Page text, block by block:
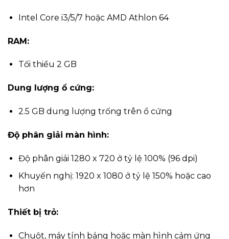
Intel Core i3/5/7 hoặc AMD Athlon 64
RAM:
Tối thiểu 2 GB
Dung lượng ổ cứng:
2.5 GB dung lượng trống trên ổ cứng
Độ phân giải màn hình:
Độ phân giải 1280 x 720 ở tỷ lệ 100% (96 dpi)
Khuyến nghị: 1920 x 1080 ở tỷ lệ 150% hoặc cao
hơn
Thiết bị trỏ:
Chuột, máy tính bảng hoặc màn hình cảm ứng